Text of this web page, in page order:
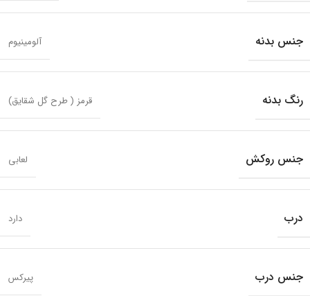
جنس بدنه آلومینیوم
رنگ بدنه قرمز ( طرح گل شقایق)
جنس روکش لعابی
درب دارد
جنس درب پیرکس